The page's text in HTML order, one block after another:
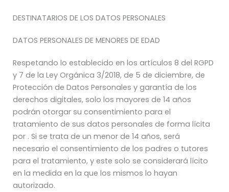
DESTINATARIOS DE LOS DATOS PERSONALES
DATOS PERSONALES DE MENORES DE EDAD
Respetando lo establecido en los artículos 8 del RGPD
y 7 de la Ley Orgánica 3/2018, de 5 de diciembre, de
Protección de Datos Personales y garantía de los
derechos digitales, solo los mayores de 14 años
podrán otorgar su consentimiento para el
tratamiento de sus datos personales de forma lícita
por . Si se trata de un menor de 14 años, será
necesario el consentimiento de los padres o tutores
para el tratamiento, y este solo se considerará lícito
en la medida en la que los mismos lo hayan
autorizado.